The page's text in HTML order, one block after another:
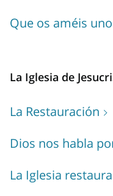
Que os améis
La Iglesia de
La Restauración
Dios nos habla
La Iglesia